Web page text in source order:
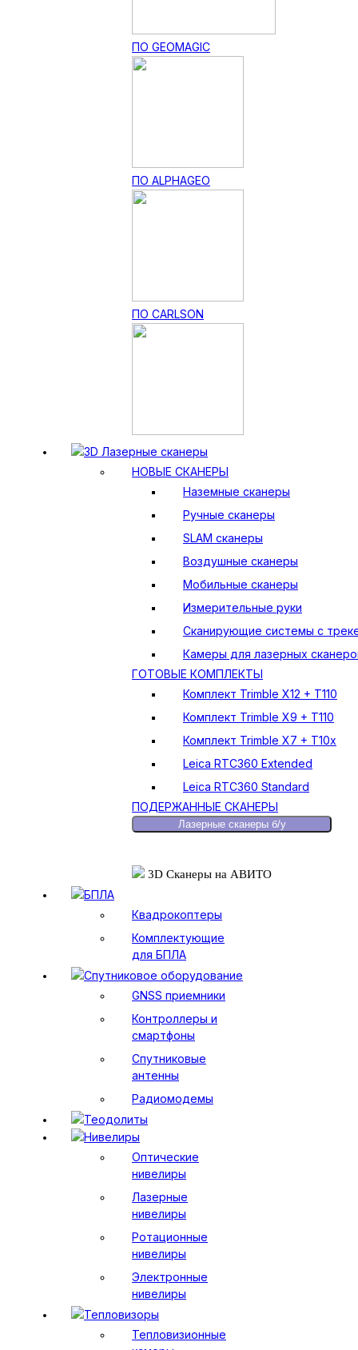
ПО GEOMAGIC
ПО ALPHAGEO
ПО CARLSON
3D Лазерные сканеры
НОВЫЕ СКАНЕРЫ
Наземные сканеры
Ручные сканеры
SLAM сканеры
Воздушные сканеры
Мобильные сканеры
Измерительные руки
Сканирующие системы с
Камеры для лазерных
ГОТОВЫЕ КОМПЛЕКТЫ
Комплект Trimble X12 + T110
Комплект Trimble X9 + T110
Комплект Trimble X7 + T10x
Leica RTC360 Extended
Leica RTC360 Standard
ПОДЕРЖАННЫЕ СКАНЕРЫ
Лазерные сканеры б/у
3D Сканеры на АВИТО
БПЛА
Квадрокоптеры
Комплектующие
для БПЛА
Спутниковое оборудование
GNSS приемники
Контроллеры и
смартфоны
Спутниковые
антенны
Радиомодемы
Теодолиты
Нивелиры
Оптические
нивелиры
Лазерные
нивелиры
Ротационные
нивелиры
Электронные
нивелиры
Тепловизоры
Тепловизионные